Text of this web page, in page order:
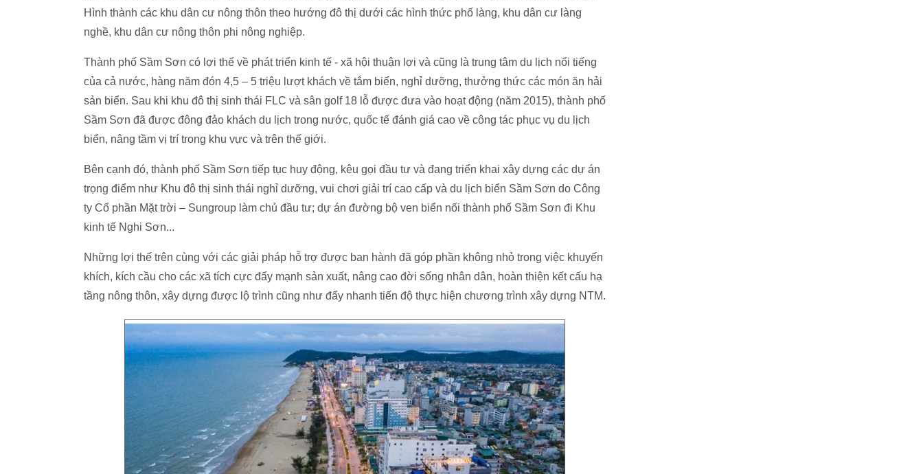
Hình thành các khu dân cư nông thôn theo hướng đô thị dưới các hình thức phố làng, khu dân cư làng
nghề, khu dân cư nông thôn phi nông nghiệp.
Thành phố Sầm Sơn có lợi thế về phát triển kinh tế - xã hội thuận lợi và cũng là trung tâm du lịch nổi tiếng
của cả nước, hàng năm đón 4,5 – 5 triệu lượt khách về tắm biển, nghỉ dưỡng, thưởng thức các món ăn hải
sản biển. Sau khi khu đô thị sinh thái FLC và sân golf 18 lỗ được đưa vào hoạt động (năm 2015), thành phố
Sầm Sơn đã được đông đảo khách du lịch trong nước, quốc tế đánh giá cao về công tác phục vụ du lịch
biển, nâng tầm vị trí trong khu vực và trên thế giới.
Bên cạnh đó, thành phố Sầm Sơn tiếp tục huy động, kêu gọi đầu tư và đang triển khai xây dựng các dự án
trọng điểm như Khu đô thị sinh thái nghỉ dưỡng, vui chơi giải trí cao cấp và du lịch biển Sầm Sơn do Công
ty Cổ phần Mặt trời – Sungroup làm chủ đầu tư; dự án đường bộ ven biển nối thành phố Sầm Sơn đi Khu
kinh tế Nghi Sơn...
Những lợi thế trên cùng với các giải pháp hỗ trợ được ban hành đã góp phần không nhỏ trong việc khuyến
khích, kích cầu cho các xã tích cực đẩy mạnh sản xuất, nâng cao đời sống nhân dân, hoàn thiện kết cấu hạ
tầng nông thôn, xây dựng được lộ trình cũng như đẩy nhanh tiến độ thực hiện chương trình xây dựng NTM.